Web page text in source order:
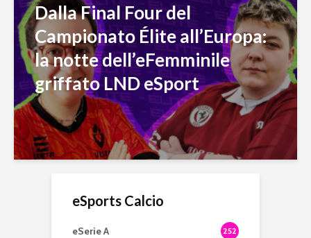
Dalla Final Four del
Campionato Élite all’Europa:
la notte dell’eFemminile
griffato LND eSport
eSports Calcio
eSerie A 252